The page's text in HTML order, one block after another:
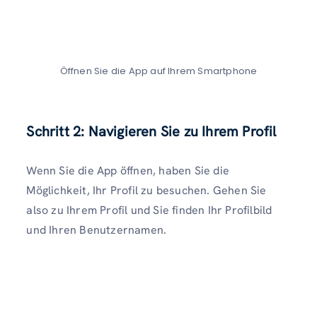
Öffnen Sie die App auf Ihrem Smartphone
Schritt 2: Navigieren Sie zu Ihrem Profil
Wenn Sie die App öffnen, haben Sie die
Möglichkeit, Ihr Profil zu besuchen. Gehen Sie
also zu Ihrem Profil und Sie finden Ihr Profilbild
und Ihren Benutzernamen.